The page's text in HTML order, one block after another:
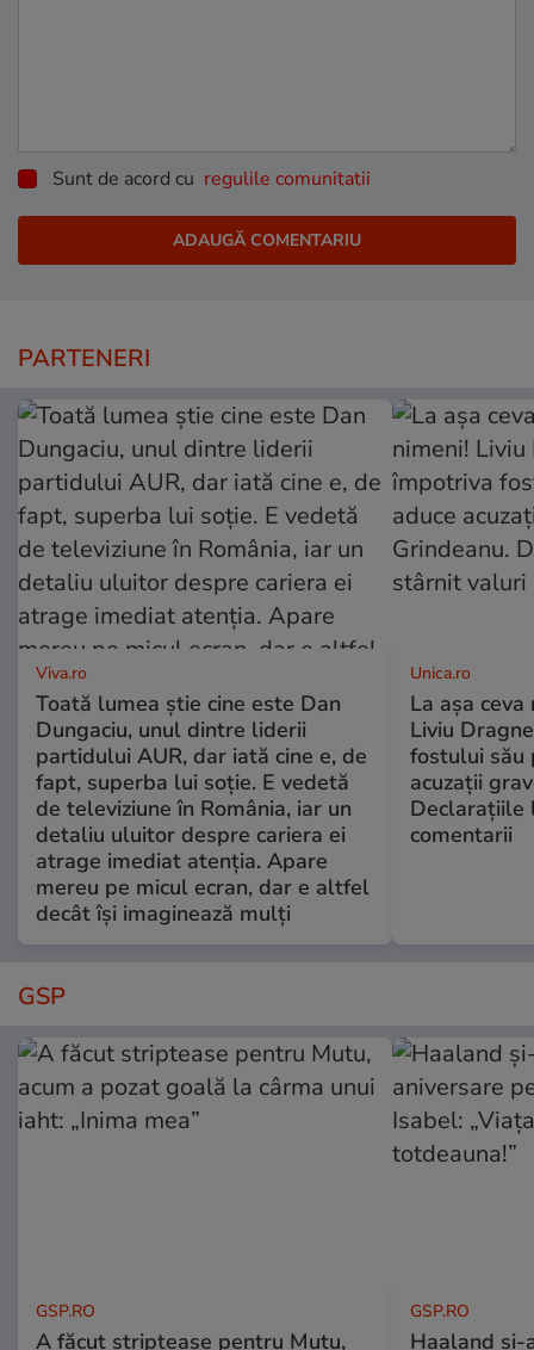
Sunt de acord cu regulile comunitatii
PARTENERI
Viva.ro
Toată lumea știe cine este Dan
Dungaciu, unul dintre liderii
partidului AUR, dar iată cine e, de
fapt, superba lui soție. E vedetă
de televiziune în România, iar un
detaliu uluitor despre cariera ei
atrage imediat atenția. Apare
mereu pe micul ecran, dar e altfel
decât își imaginează mulți
Unica.ro
La așa
Liviu
fostului său
acuzații
Declarațiile
comentarii
GSP
GSP.RO
A făcut striptease pentru Mutu,
GSP.RO
Haaland